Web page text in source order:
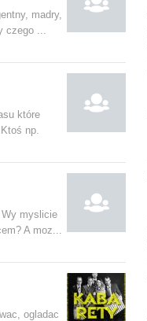
madry,
czego ...
które
np.
myslicie
A moz...
ogladac